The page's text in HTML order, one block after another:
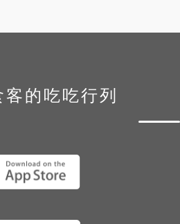
的吃吃行列